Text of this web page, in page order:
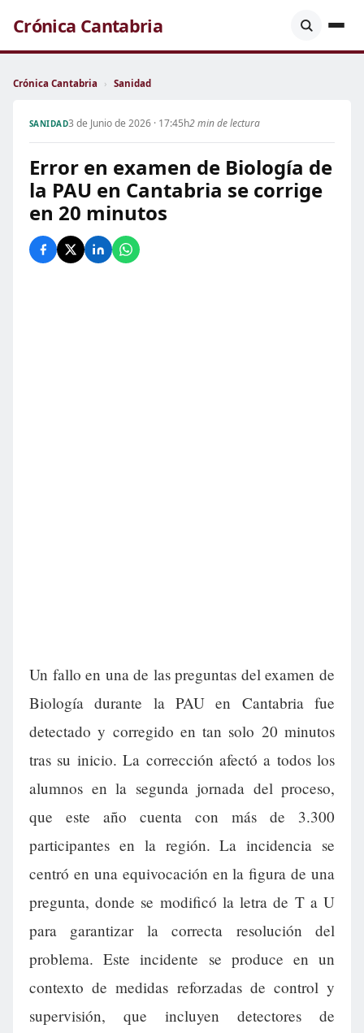
Crónica Cantabria
Crónica Cantabria › Sanidad
SANIDAD3 de Junio de 2026 · 17:45h2 min de lectura
Error en examen de Biología de
la PAU en Cantabria se corrige
en 20 minutos
Un fallo en una de las preguntas del examen de
Biología durante la PAU en Cantabria fue
detectado y corregido en tan solo 20 minutos
tras su inicio. La corrección afectó a todos los
alumnos en la segunda jornada del proceso,
que este año cuenta con más de 3.300
participantes en la región. La incidencia se
centró en una equivocación en la figura de una
pregunta, donde se modificó la letra de T a U
para garantizar la correcta resolución del
problema. Este incidente se produce en un
contexto de medidas reforzadas de control y
supervisión, que incluyen detectores de